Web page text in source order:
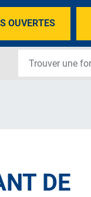
OUVERTES
DE